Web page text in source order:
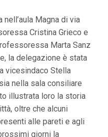
Magna di via
Cristina Grieco e
Marta Sanz
la delegazione è stata
vicesindaco Stella
nella sala consiliare
illustrata loro la storia
oltre che alcuni
alle pareti e agli
giorni la